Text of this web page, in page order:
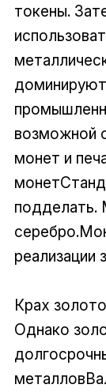
токены.
возможной
монет и
подделать.
реализации
Крах
Однако